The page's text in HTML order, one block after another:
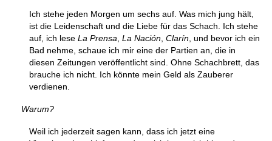
Ich stehe jeden Morgen um sechs auf. Was mich jung hält,
ist die Leidenschaft und die Liebe für das Schach. Ich stehe
auf, ich lese La Prensa La Nación Clarín , und bevor ich ein
Bad nehme, schaue ich mir eine der Partien an, die in
diesen Zeitungen veröffentlicht sind. Ohne Schachbrett, das
brauche ich nicht. Ich könnte mein Geld als Zauberer
verdienen.
Warum?
Weil ich jederzeit sagen kann, dass ich jetzt eine